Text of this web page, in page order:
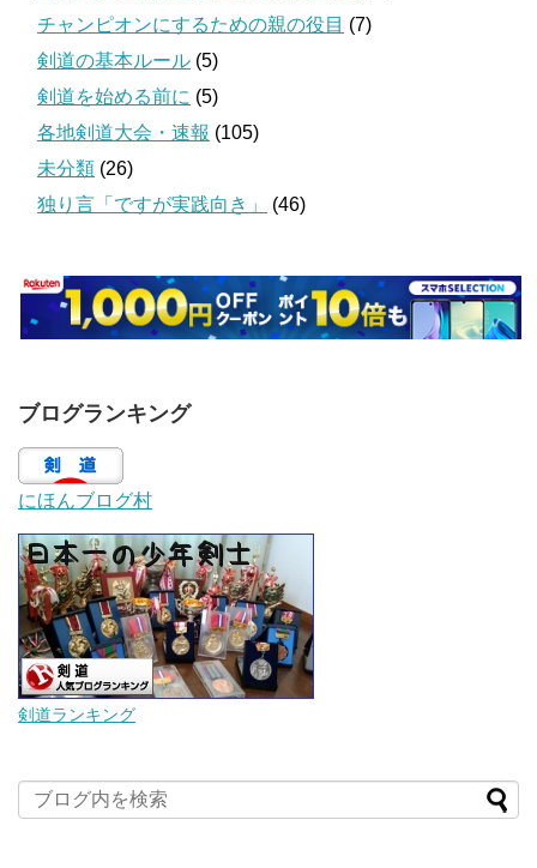
チャンピオンにするための親の役目 (7)
剣道の基本ルール (5)
剣道を始める前に (5)
各地剣道大会・速報 (105)
未分類 (26)
独り言「ですが実践向き」
(46)
ブログランキング
にほんブログ村
剣道ランキング